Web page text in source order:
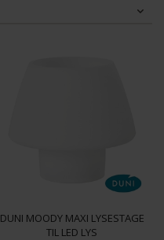
DUNI MOODY MAXI LYSESTAGE
TIL LED LYS